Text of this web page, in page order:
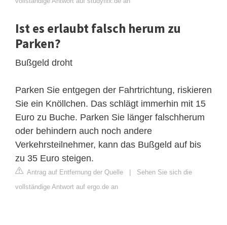
Ist es erlaubt falsch herum zu
Parken?
Bußgeld droht
Parken Sie entgegen der Fahrtrichtung, riskieren
Sie ein Knöllchen. Das schlägt immerhin mit 15
Euro zu Buche. Parken Sie länger falschherum
oder behindern auch noch andere
Verkehrsteilnehmer, kann das Bußgeld auf bis
zu 35 Euro steigen.
Antrag auf Entfernung der Quelle | Sehen Sie sich die
vollständige Antwort auf ergo.de an